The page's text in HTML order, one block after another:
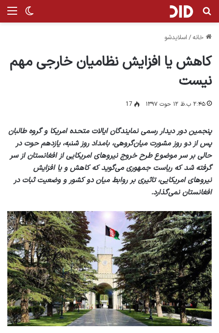
تغییر جستجو برای
خانه/ اسلایدشو
کاهش یا افزایش نظامیان خارجی مهم
نیست
۲:۴۵ ب.ظ ۱۲ حوت ۱۳۹۷ 17
پنجمین دور دیدار رسمی ‌نمایندگان ایالات متحده امریکا و گروه طالبان
پس از دو روز مشورت میان‌گروهی، بامداد روز شنبه، یازدهم حوت در
حالی بر سر موضوع طرح خروج نیروهای امریکایی از افغانستان از سر
گرفته شد که ریاست جمهوری می‌گوید که کاهش و یا افزایش
نیروهای امریکایی، تاثیری بر روابط میان دو کشور و وضعیت ثبات در
افغانستان نمی‌گذارد.